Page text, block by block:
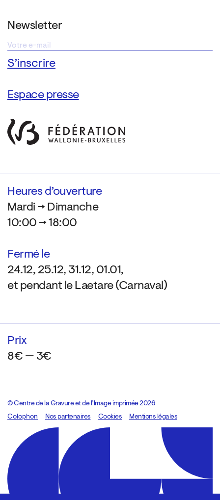
Newsletter
Espace presse
Heures d’ouverture
Mardi → Dimanche
10:00 → 18:00
Fermé le
24.12, 25.12, 31.12, 01.01,
et pendant le Laetare (Carnaval)
Prix
8€ — 3€
© Centre de la Gravure et de l’Image imprimée 2026
Colophon
Design:Marcel Kaczmarek, code:8080.studio
Nos partenaires Cookies Mentions légales